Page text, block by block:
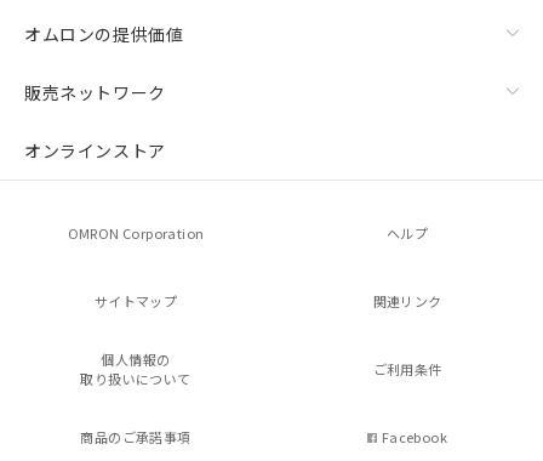
オムロンの提供価値
販売ネットワーク
オンラインストア
OMRON Corporation ヘルプ
サイトマップ 関連リンク
個人情報の
取り扱いについて
ご利用条件
商品のご承諾事項 Facebook